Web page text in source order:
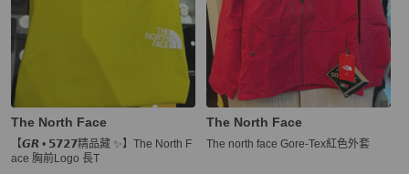
The North Face
【𝙂𝙍 • 𝟱𝟳𝟮𝟳精品藏 ✨】The North F
ace 胸前Logo 長T
The North Face
The north face Gore-Tex紅色外套